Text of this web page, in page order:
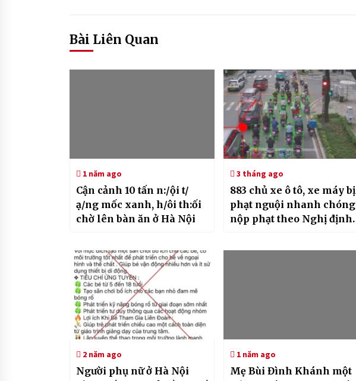
Bài Liên Quan
1 năm ago
Cận cảnh 10 tấn n:/ội t/
ạ/ng mốc xanh, h/ôi th:ối
chờ lên bàn ăn ở Hà Nội
3 tháng ago
883 chủ xe ô tô, xe máy bị
phạt nguội nhanh chóng
nộp phạt theo Nghị định
2 năm ago
Người phụ nữ ở Hà Nội
1 năm ago
Mẹ Bùi Đình Khánh một